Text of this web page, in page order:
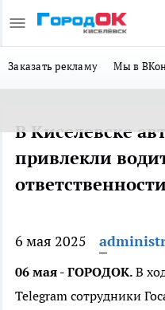
Заказать рекламу Мы в
В Киселевске
привлекли
6 мая 2025
06 мая - ГОРОДОК. В
Telegram сотрудники